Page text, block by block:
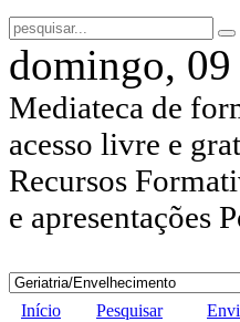
domingo,
Mediateca de
acesso livre e
Recursos
e apresentações
Início Pesquisar